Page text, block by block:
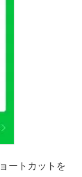
ートカットを